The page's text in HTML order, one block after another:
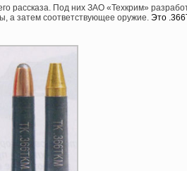
рассказа. Под них ЗАО «Техкрим»
а затем соответствующее оружие. Это